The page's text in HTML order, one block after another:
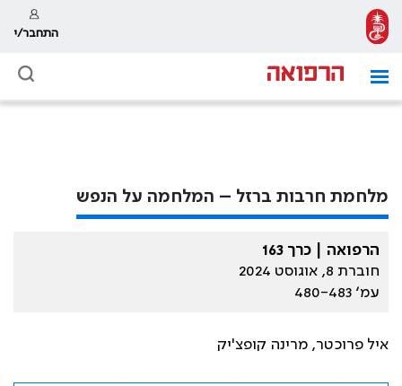
התחבר/י
מלחמת חרבות ברזל – המלחמה על הנפש
הרפואה | כרך 163
חוברת 8, אוגוסט 2024
עמ׳ 480-483
איל פרוכטר, מרינה קופצ'יק